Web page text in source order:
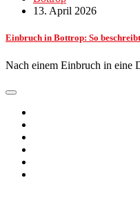
13. April 2026
Einbruch in Bottrop: So
Nach einem Einbruch in eine